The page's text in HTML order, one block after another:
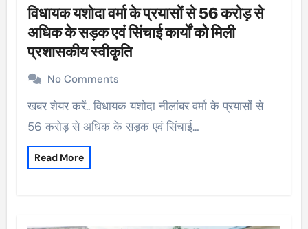
विधायक यशोदा वर्मा के प्रयासों से 56 करोड़ से
अधिक के सड़क एवं सिंचाई कार्यों को मिली
प्रशासकीय स्वीकृति
No Comments
खबर शेयर करें.. विधायक यशोदा नीलांबर वर्मा के प्रयासों से
56 करोड़ से अधिक के सड़क एवं सिंचाई…
Read More